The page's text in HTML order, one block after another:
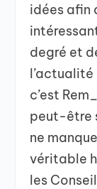
idées afin
degré et
l’actualité
c’est
peut-être
ne
véritable
les